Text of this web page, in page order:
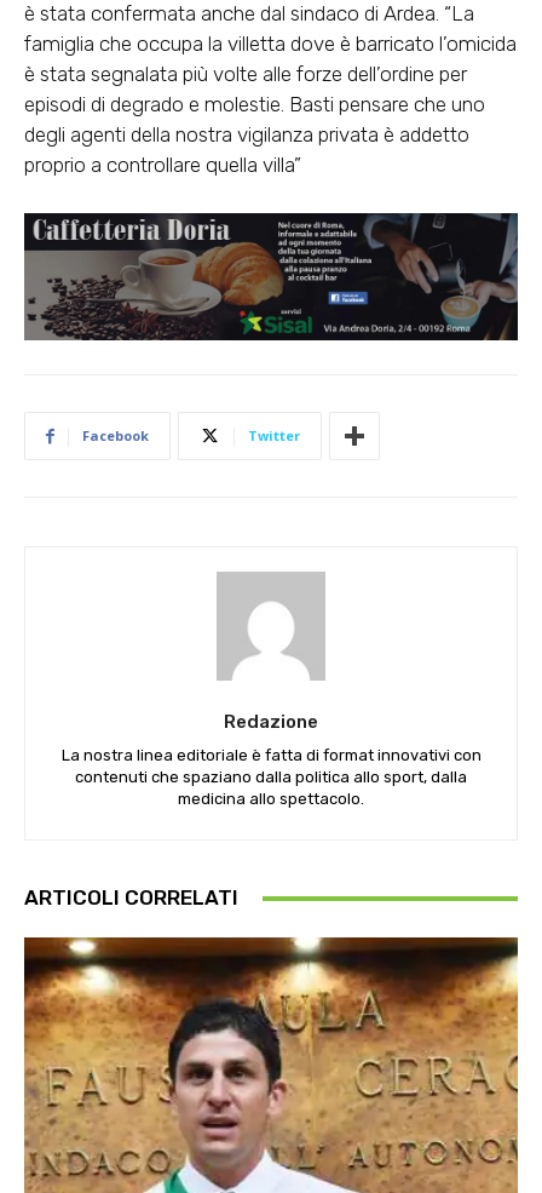
è stata confermata anche dal sindaco di Ardea. “La
famiglia che occupa la villetta dove è barricato l’omicida
è stata segnalata più volte alle forze dell’ordine per
episodi di degrado e molestie. Basti pensare che uno
degli agenti della nostra vigilanza privata è addetto
proprio a controllare quella villa”
Facebook Twitter
Redazione
La nostra linea editoriale è fatta di format innovativi con
contenuti che spaziano dalla politica allo sport, dalla
medicina allo spettacolo.
ARTICOLI CORRELATI